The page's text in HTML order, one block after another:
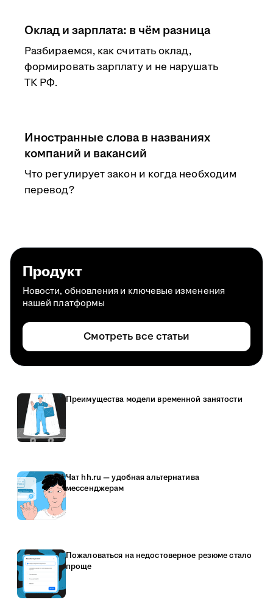
Оклад и зарплата: в чём разница
Разбираемся, как считать оклад,
формировать зарплату и не нарушать
ТК РФ.
Иностранные слова в названиях
компаний и вакансий
Что регулирует закон и когда необходим
перевод?
Продукт
Новости, обновления и ключевые изменения
нашей платформы
Смотреть все статьи
Преимущества модели временной занятости
Чат hh.ru — удобная альтернатива
мессенджерам
Пожаловаться на недостоверное резюме стало
проще